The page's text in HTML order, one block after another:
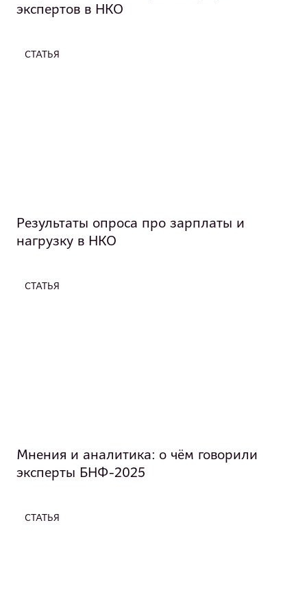
экспертов в НКО
СТАТЬЯ
Результаты опроса про зарплаты и
нагрузку в НКО
СТАТЬЯ
Мнения и аналитика: о чём говорили
эксперты БНФ-2025
СТАТЬЯ